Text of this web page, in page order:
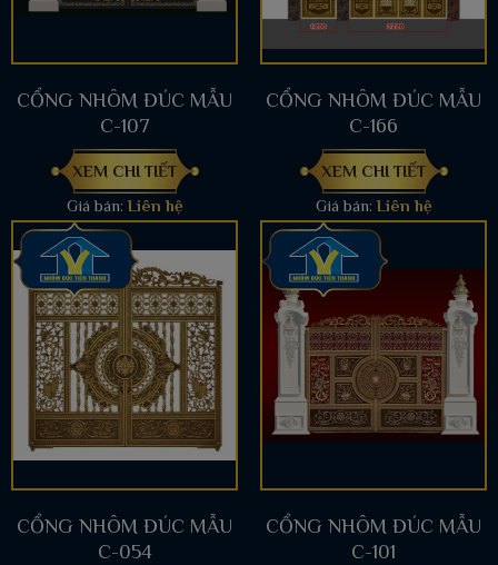
CỔNG NHÔM ĐÚC MẪU
C-107
XEM CHI TIẾT
Giá bán: Liên hệ
CỔNG NHÔM ĐÚC MẪU
C-166
XEM CHI TIẾT
Giá bán: Liên hệ
CỔNG NHÔM ĐÚC MẪU
C-054
CỔNG NHÔM ĐÚC MẪU
C-101